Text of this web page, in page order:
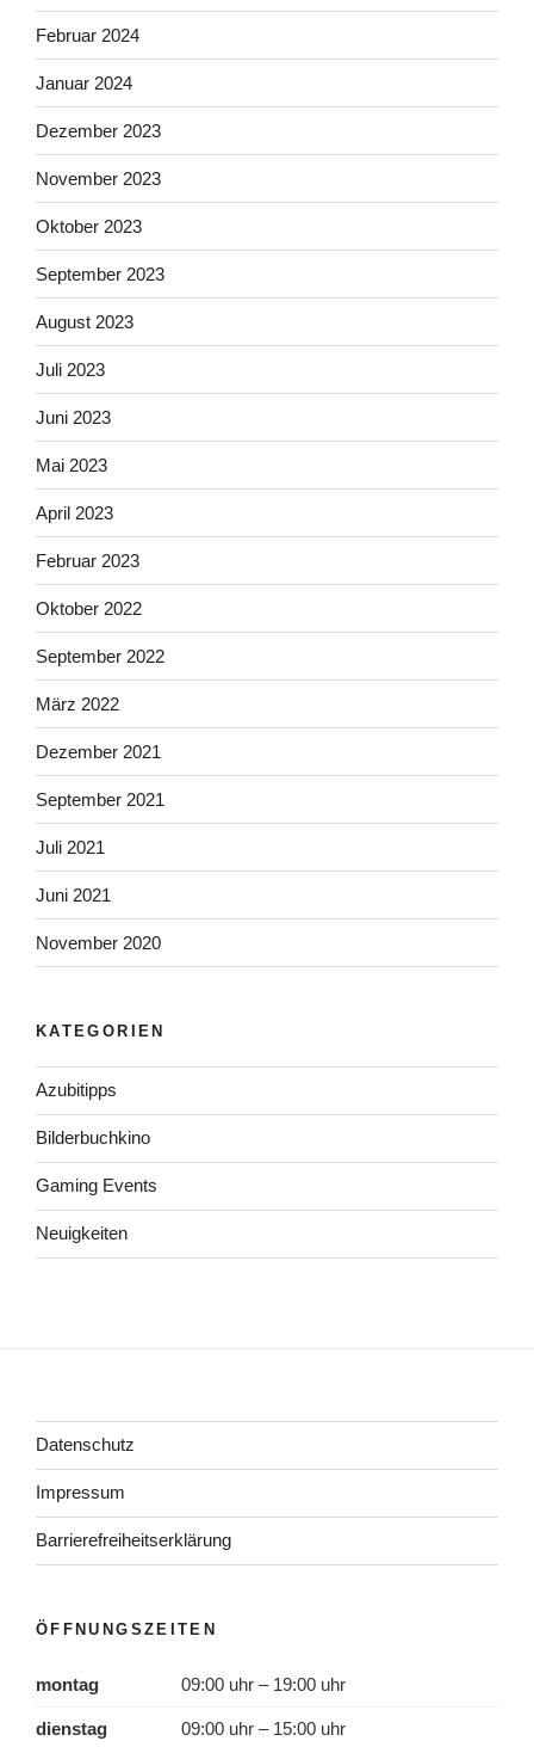
Februar 2024
Januar 2024
Dezember 2023
November 2023
Oktober 2023
September 2023
August 2023
Juli 2023
Juni 2023
Mai 2023
April 2023
Februar 2023
Oktober 2022
September 2022
März 2022
Dezember 2021
September 2021
Juli 2021
Juni 2021
November 2020
KATEGORIEN
Azubitipps
Bilderbuchkino
Gaming Events
Neuigkeiten
Datenschutz
Impressum
Barrierefreiheitserklärung
ÖFFNUNGSZEITEN
montag 09:00 uhr – 19:00 uhr
dienstag 09:00 uhr – 15:00 uhr